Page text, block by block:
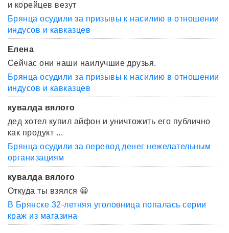
и корейцев везут
Брянца осудили за призывы к насилию в отношении
индусов и кавказцев
Елена
Сейчас они наши наилучшие друзья.
Брянца осудили за призывы к насилию в отношении
индусов и кавказцев
кувалда вялого
дед хотел купил айфон и уничтожить его публично
как продукт ...
Брянца осудили за перевод денег нежелательным
организациям
кувалда вялого
Откуда ты взялся 😀
В Брянске 32-летняя уголовница попалась серии
краж из магазина